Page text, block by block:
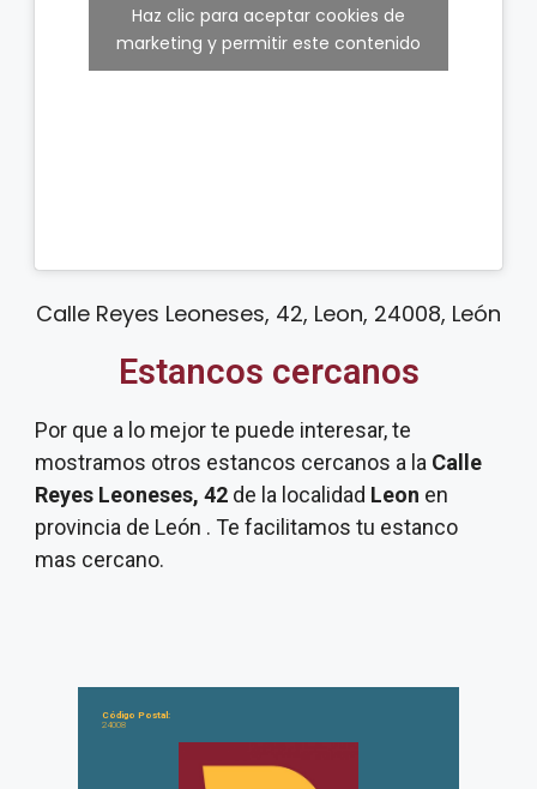
Haz clic para aceptar cookies de
marketing y permitir este contenido
Calle Reyes Leoneses, 42, Leon, 24008, León
Estancos cercanos
Por que a lo mejor te puede interesar, te
mostramos otros estancos cercanos a la Calle
Reyes Leoneses, 42 de la localidad Leon en
provincia de León . Te facilitamos tu estanco
mas cercano.
Código Postal:
24008